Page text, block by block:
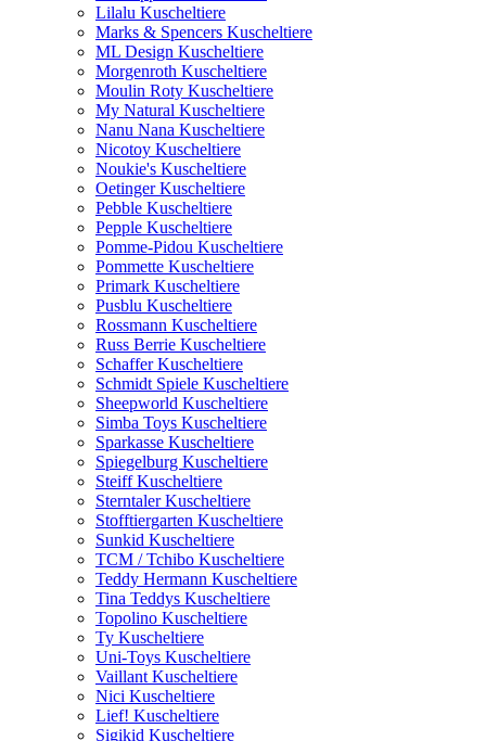
Lilalu Kuscheltiere
Marks & Spencers Kuscheltiere
ML Design Kuscheltiere
Morgenroth Kuscheltiere
Moulin Roty Kuscheltiere
My Natural Kuscheltiere
Nanu Nana Kuscheltiere
Nicotoy Kuscheltiere
Noukie's Kuscheltiere
Oetinger Kuscheltiere
Pebble Kuscheltiere
Pepple Kuscheltiere
Pomme-Pidou Kuscheltiere
Pommette Kuscheltiere
Primark Kuscheltiere
Pusblu Kuscheltiere
Rossmann Kuscheltiere
Russ Berrie Kuscheltiere
Schaffer Kuscheltiere
Schmidt Spiele Kuscheltiere
Sheepworld Kuscheltiere
Simba Toys Kuscheltiere
Sparkasse Kuscheltiere
Spiegelburg Kuscheltiere
Steiff Kuscheltiere
Sterntaler Kuscheltiere
Stofftiergarten Kuscheltiere
Sunkid Kuscheltiere
TCM / Tchibo Kuscheltiere
Teddy Hermann Kuscheltiere
Tina Teddys Kuscheltiere
Topolino Kuscheltiere
Ty Kuscheltiere
Uni-Toys Kuscheltiere
Vaillant Kuscheltiere
Nici Kuscheltiere
Lief! Kuscheltiere
Sigikid Kuscheltiere